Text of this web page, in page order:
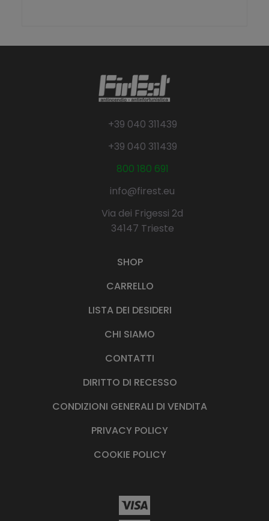
+39 040 311439
+39 040 311439
800 180 691
info@firest.eu
Via dei Frigessi 2d
34147 Trieste
SHOP
CARRELLO
LISTA DEI DESIDERI
CHI SIAMO
CONTATTI
DIRITTO DI RECESSO
CONDIZIONI GENERALI DI VENDITA
PRIVACY POLICY
COOKIE POLICY